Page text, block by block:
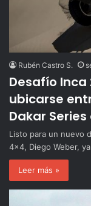
Rubén Castro S.
Desafío Inca
ubicarse
Dakar
Listo para un nuevo
4×4, Diego Weber,
Leer más »